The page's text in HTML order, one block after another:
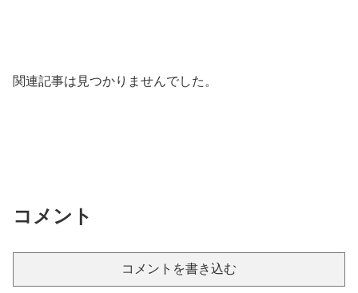
関連記事は見つかりませんでした。
コメント
コメントを書き込む